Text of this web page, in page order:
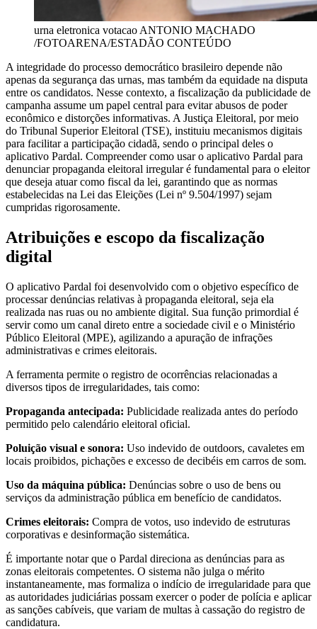
urna eletronica votacao ANTONIO MACHADO
/FOTOARENA/ESTADÃO CONTEÚDO
A integridade do processo democrático brasileiro depende não
apenas da segurança das urnas, mas também da equidade na disputa
entre os candidatos. Nesse contexto, a fiscalização da publicidade de
campanha assume um papel central para evitar abusos de poder
econômico e distorções informativas. A Justiça Eleitoral, por meio
do Tribunal Superior Eleitoral (TSE), instituiu mecanismos digitais
para facilitar a participação cidadã, sendo o principal deles o
aplicativo Pardal. Compreender como usar o aplicativo Pardal para
denunciar propaganda eleitoral irregular é fundamental para o eleitor
que deseja atuar como fiscal da lei, garantindo que as normas
estabelecidas na Lei das Eleições (Lei nº 9.504/1997) sejam
cumpridas rigorosamente.
Atribuições e escopo da fiscalização
digital
O aplicativo Pardal foi desenvolvido com o objetivo específico de
processar denúncias relativas à propaganda eleitoral, seja ela
realizada nas ruas ou no ambiente digital. Sua função primordial é
servir como um canal direto entre a sociedade civil e o Ministério
Público Eleitoral (MPE), agilizando a apuração de infrações
administrativas e crimes eleitorais.
A ferramenta permite o registro de ocorrências relacionadas a
diversos tipos de irregularidades, tais como:
Propaganda antecipada: Publicidade realizada antes do período
permitido pelo calendário eleitoral oficial.
Poluição visual e sonora: Uso indevido de outdoors, cavaletes em
locais proibidos, pichações e excesso de decibéis em carros de som.
Uso da máquina pública: Denúncias sobre o uso de bens ou
serviços da administração pública em benefício de candidatos.
Crimes eleitorais: Compra de votos, uso indevido de estruturas
corporativas e desinformação sistemática.
É importante notar que o Pardal direciona as denúncias para as
zonas eleitorais competentes. O sistema não julga o mérito
instantaneamente, mas formaliza o indício de irregularidade para que
as autoridades judiciárias possam exercer o poder de polícia e aplicar
as sanções cabíveis, que variam de multas à cassação do registro de
candidatura.